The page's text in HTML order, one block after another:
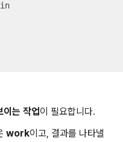
이는 작업이 필요합니다.
work이고, 결과를 나타낼